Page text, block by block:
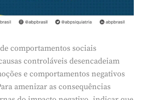
comportamentos sociais
controláveis ​​desencadeiam
e comportamentos negativos
amenizar as consequências